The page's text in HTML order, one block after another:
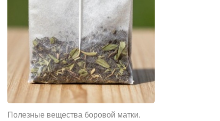
Полезные вещества боровой матки.